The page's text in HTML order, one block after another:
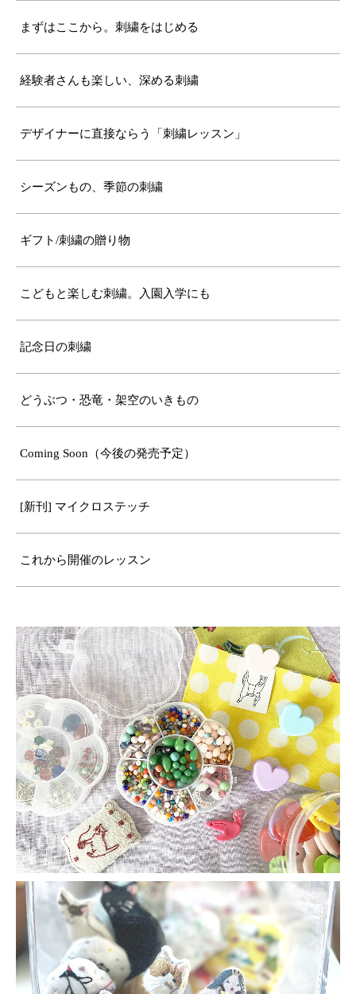
まずはここから。刺繍をはじめる
経験者さんも楽しい、深める刺繍
デザイナーに直接ならう「刺繍レッスン」
シーズンもの、季節の刺繍
ギフト/刺繍の贈り物
こどもと楽しむ刺繍。入園入学にも
記念日の刺繍
どうぶつ・恐竜・架空のいきもの
Coming Soon（今後の発売予定）
[新刊] マイクロステッチ
これから開催のレッスン